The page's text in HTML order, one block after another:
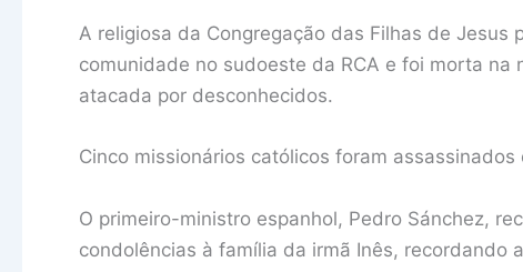
A religiosa da Congregação das Filhas de
comunidade no sudoeste da RCA e foi morta
atacada por desconhecidos.
Cinco missionários católicos foram assassinados
O primeiro-ministro espanhol, Pedro Sánchez,
condolências à família da irmã Inês, recordando